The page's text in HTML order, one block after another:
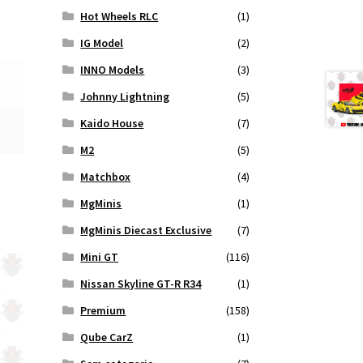
Hot Wheels RLC
(1)
IG Model
(2)
INNO Models
(3)
Johnny Lightning
(5)
Kaido House
(7)
M2
(5)
Matchbox
(4)
MgMinis
(1)
MgMinis Diecast Exclusive
(7)
Mini GT
(116)
Nissan Skyline GT-R R34
(1)
Premium
(158)
Qube CarZ
(1)